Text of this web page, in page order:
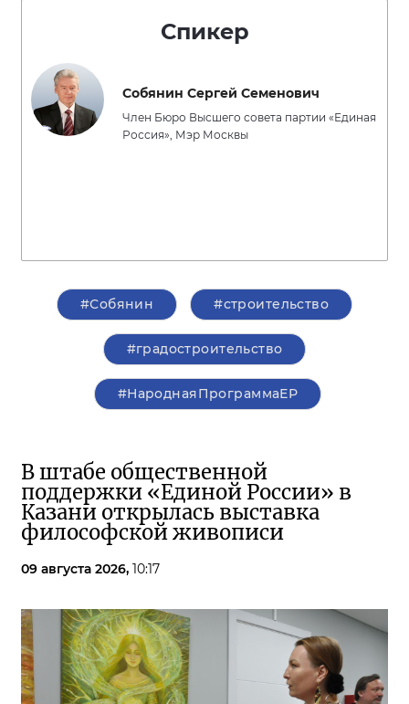
Спикер
Собянин Сергей Семенович
Член Бюро Высшего совета партии «Единая
Россия», Мэр Москвы
#Собянин #строительство
#градостроительство
#НароднаяПрограммаЕР
В штабе общественной
поддержки «Единой России» в
Казани открылась выставка
философской живописи
09 августа 2026, 10:17